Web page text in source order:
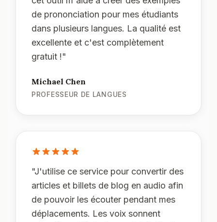
de prononciation pour mes étudiants
dans plusieurs langues. La qualité est
excellente et c'est complètement
gratuit !"
Michael Chen
PROFESSEUR DE LANGUES
"J'utilise ce service pour convertir des
articles et billets de blog en audio afin
de pouvoir les écouter pendant mes
déplacements. Les voix sonnent